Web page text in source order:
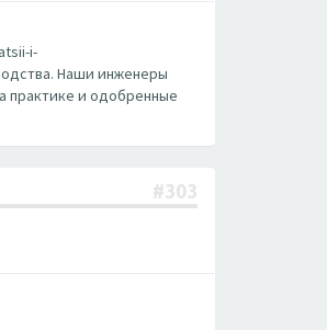
i-
Наши инженеры
практике и одобренные
#303